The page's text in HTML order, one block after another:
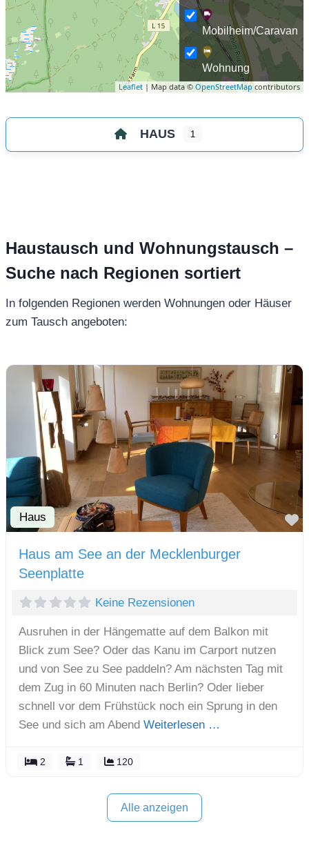
Leaflet| Map data © OpenStreetMapcontributors
Mobilheim/Caravan
Wohnung
HAUS 1
Haustausch und Wohnungstausch –
Suche nach Regionen sortiert
In folgenden Regionen werden Wohnungen oder Häuser
zum Tausch angeboten:
Haus
Haus am See an der Mecklenburger
Seenplatte
Keine Rezensionen
Ausruhen in der Hängematte auf dem Balkon mit
Blick zum See? Oder das Kanu im Carport nutzen
und von See zu See paddeln? Am nächsten Tag mit
dem Zug in 60 Minuten nach Berlin? Oder lieber
schnell vor dem Frühstück noch ein Sprung in den
See und sich am Abend Weiterlesen …
2 1 120
Alle anzeigen